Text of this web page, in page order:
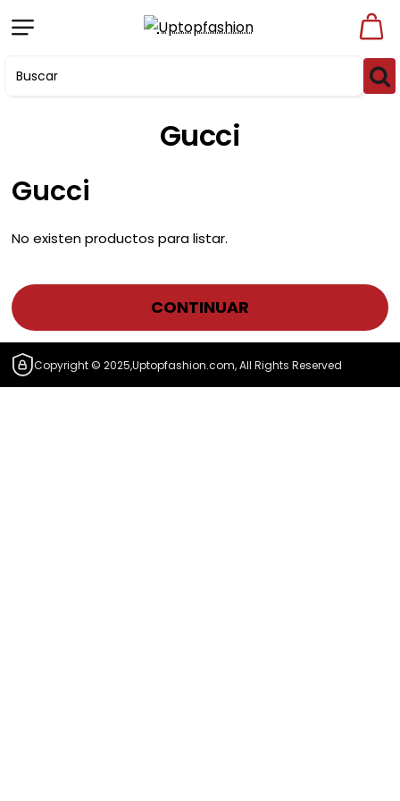
Gucci
Gucci
No existen productos para listar.
CONTINUAR
Copyright © 2025,Uptopfashion.com, All Rights Reserved